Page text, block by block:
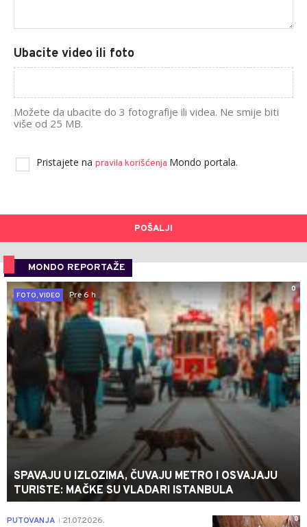
Ubacite video ili foto
Možete da ubacite do 3 fotografije ili videa. Ne smije biti
više od 25 MB.
Pristajete na pravila korišćenja Mondo portala.
POŠALJI
MONDO REPORTAŽE
0
FOTO, VIDEO
Pre 6 h
SPAVAJU U IZLOZIMA, ČUVAJU METRO I OSVAJAJU
TURISTE: MAČKE SU VLADARI ISTANBULA
0
PUTOVANJA 21.07.2026.